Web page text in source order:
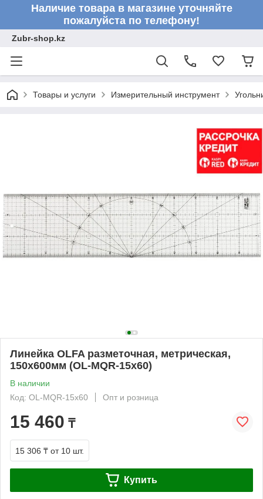
Наличие товара в магазине уточняйте
пожалуйста по телефону!
Zubr-shop.kz
Товары и услуги Измерительный инструмент
Линейка OLFA разметочная, метрическая,
150х600мм (OL-MQR-15x60)
В наличии
Код: OL-MQR-15x60
Опт и розница
15 460 ₸
15 306 ₸ от 10 шт.
Купить